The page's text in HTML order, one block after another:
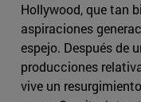
Hollywood, que tan
aspiraciones
espejo. Después de
producciones
vive un